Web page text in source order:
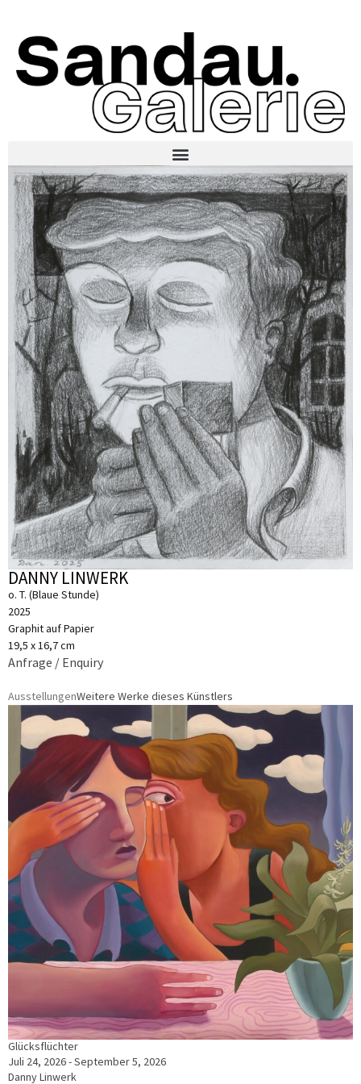
DANNY LINWERK
o. T. (Blaue Stunde)
2025
Graphit auf Papier
19,5 x 16,7 cm
Anfrage / Enquiry
AusstellungenWeitere Werke dieses Künstlers
Glücksflüchter
Juli 24, 2026 - September 5, 2026
Danny Linwerk